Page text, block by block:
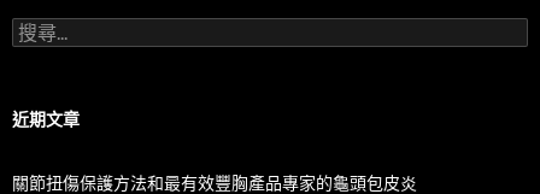
搜
尋
字:
近期文章
關節扭傷保護方法和最有效豐胸產品專家的龜頭包皮炎